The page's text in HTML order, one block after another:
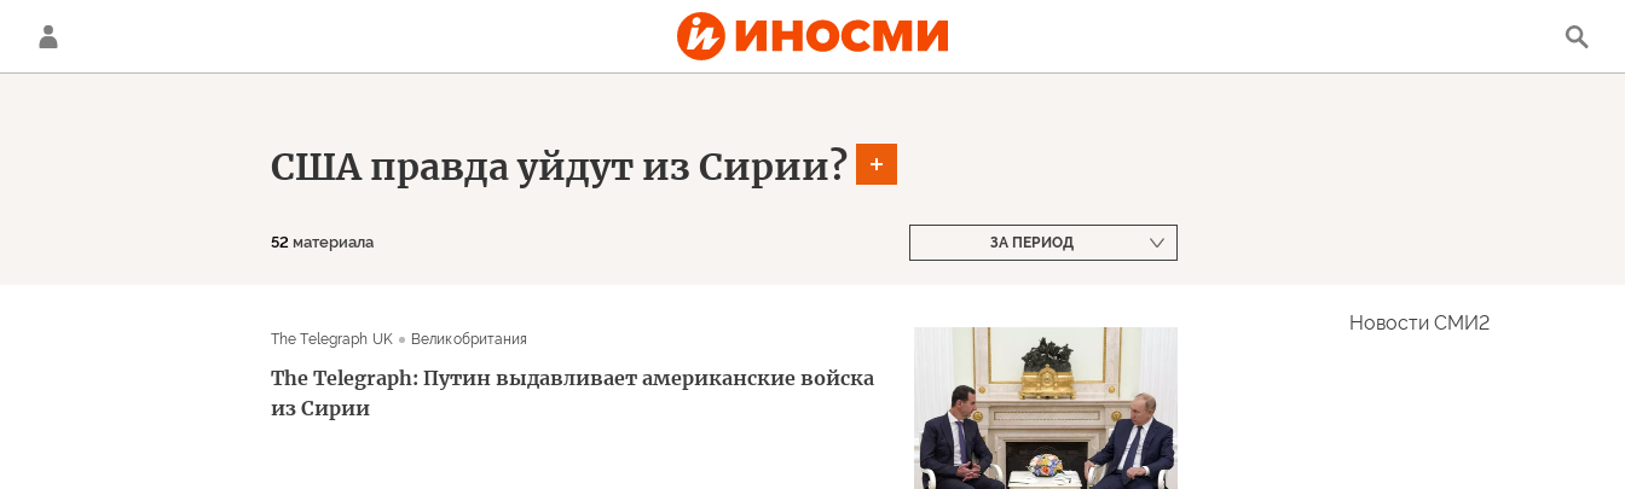
США правда уйдут из Сирии?
52 материала ЗА ПЕРИОД
The Telegraph UK Великобритания
The Telegraph: Путин выдавливает американские войска
из Сирии
Новости СМИ2